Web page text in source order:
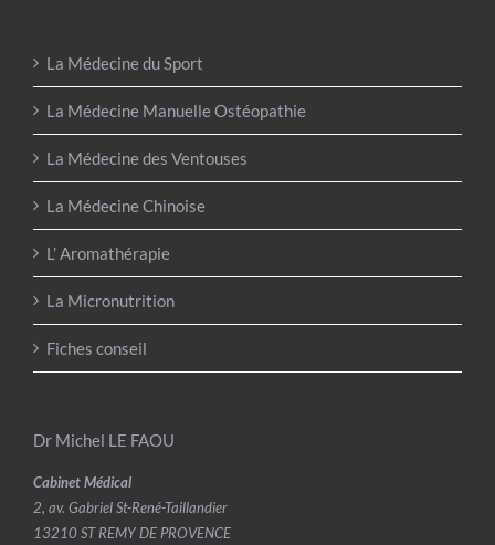
La Médecine du Sport
La Médecine Manuelle Ostéopathie
La Médecine des Ventouses
La Médecine Chinoise
L’ Aromathérapie
La Micronutrition
Fiches conseil
Dr Michel LE FAOU
Cabinet Médical
2, av. Gabriel St-René-Taillandier
13210 ST REMY DE PROVENCE